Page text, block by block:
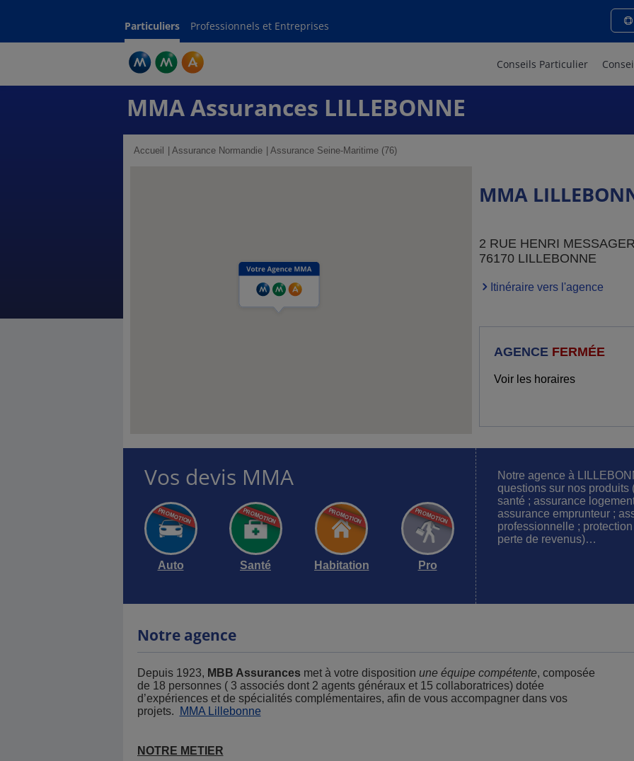
Particuliers Professionnels et Entreprises
Conseils Particulier
MMA Assurances LILLEBONNE
Accueil Assurance Normandie Assurance Seine-Maritime (76)
MMA
2 RUE HENRI MESSAGER
76170 LILLEBONNE
Itinéraire vers l'agence
AGENCE FERMÉE
Voir les horaires
Vos devis MMA
Auto Santé Habitation Pro
Notre agence à
questions sur nos produits
santé ; assurance
assurance emprunteur ;
professionnelle ;
perte de revenus)…
Notre agence
Depuis 1923, MBB Assurances met à votre disposition une équipe compétente, composée
de 18 personnes ( 3 associés dont 2 agents généraux et 15 collaboratrices) dotée
d’expériences et de spécialités complémentaires, afin de vous accompagner dans vos
projets.
MMA Lillebonne
NOTRE METIER